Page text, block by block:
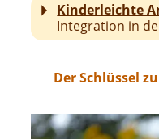
Kinderleichte
Integration in
Der Schlüssel